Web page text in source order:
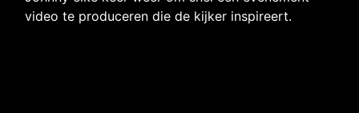
video te produceren die de kijker inspireert.